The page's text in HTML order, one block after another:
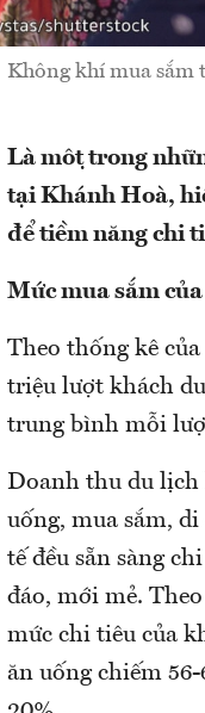
Không khí mua sắm
Là một trong
tại Khánh Hoà,
để tiềm năng chi
Mức mua sắm
Theo thống kê
triệu lượt khách
trung bình mỗi
Doanh thu du lịch
uống, mua sắm,
tế đều sẵn sàng
đáo, mới mẻ.
mức chi tiêu của
ăn uống chiếm